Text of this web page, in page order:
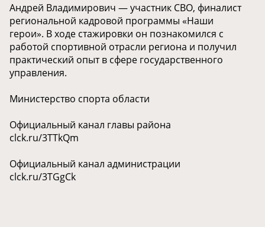
Андрей Владимирович — участник СВО, финалист
региональной кадровой программы «Наши
герои». В ходе стажировки он познакомился с
работой спортивной отрасли региона и получил
практический опыт в сфере государственного
управления.
Министерство спорта области
Официальный канал главы района
clck.ru/3TTkQm
Официальный канал администрации
clck.ru/3TGgCk